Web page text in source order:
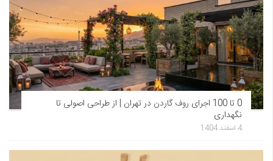
0 تا 100 اجرای روف گاردن در تهران | از طراحی اصولی تا
نگهداری
4 اسفند 1404